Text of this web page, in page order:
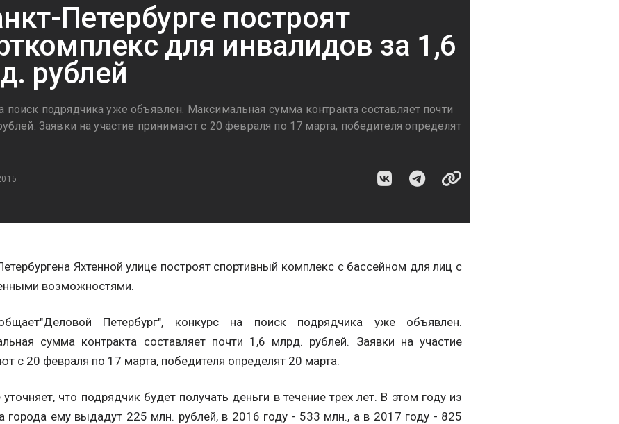
Петербурге построят
для инвалидов за 1,6
рублей
поиск подрядчика уже объявлен. Максимальная сумма контракта составляет почти
Заявки на участие принимают с 20 февраля по 17 марта, победителя определят
Яхтенной улице построят спортивный комплекс с бассейном для лиц с
возможностями.
Петербург", конкурс на поиск подрядчика уже объявлен.
сумма контракта составляет почти 1,6 млрд. рублей. Заявки на участие
с 20 февраля по 17 марта, победителя определят 20 марта.
что подрядчик будет получать деньги в течение трех лет. В этом году из
города ему выдадут 225 млн. рублей, в 2016 году - 533 млн., а в 2017 году - 825